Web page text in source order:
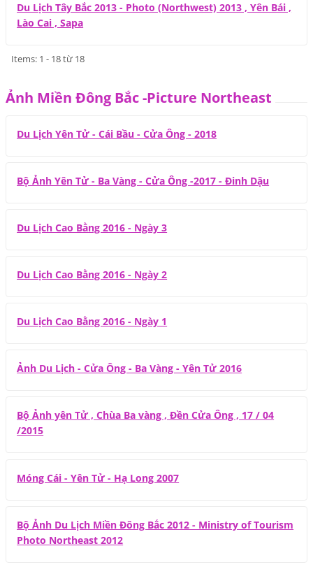
Du Lịch Tây Bắc 2013 - Photo (Northwest) 2013 , Yên Bái ,
Lào Cai , Sapa
Items: 1 - 18 từ 18
Ảnh Miền Đông Bắc -Picture Northeast
Du Lịch Yên Tử - Cái Bầu - Cửa Ông - 2018
Bộ Ảnh Yên Tử - Ba Vàng - Cửa Ông -2017 - Đinh Dậu
Du Lịch Cao Bằng 2016 - Ngày 3
Du Lịch Cao Bằng 2016 - Ngày 2
Du Lịch Cao Bằng 2016 - Ngày 1
Ảnh Du Lịch - Cửa Ông - Ba Vàng - Yên Tử 2016
Bộ Ảnh yên Tử , Chùa Ba vàng , Đền Cửa Ông , 17 / 04
/2015
Móng Cái - Yên Tử - Hạ Long 2007
Bộ Ảnh Du Lịch Miền Đông Bắc 2012 - Ministry of Tourism
Photo Northeast 2012